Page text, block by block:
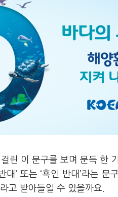
걸린 이 문구를 보며 문득 한
’ 또는 ‘흑인 반대’라는 문
고 받아들일 수 있을까요.